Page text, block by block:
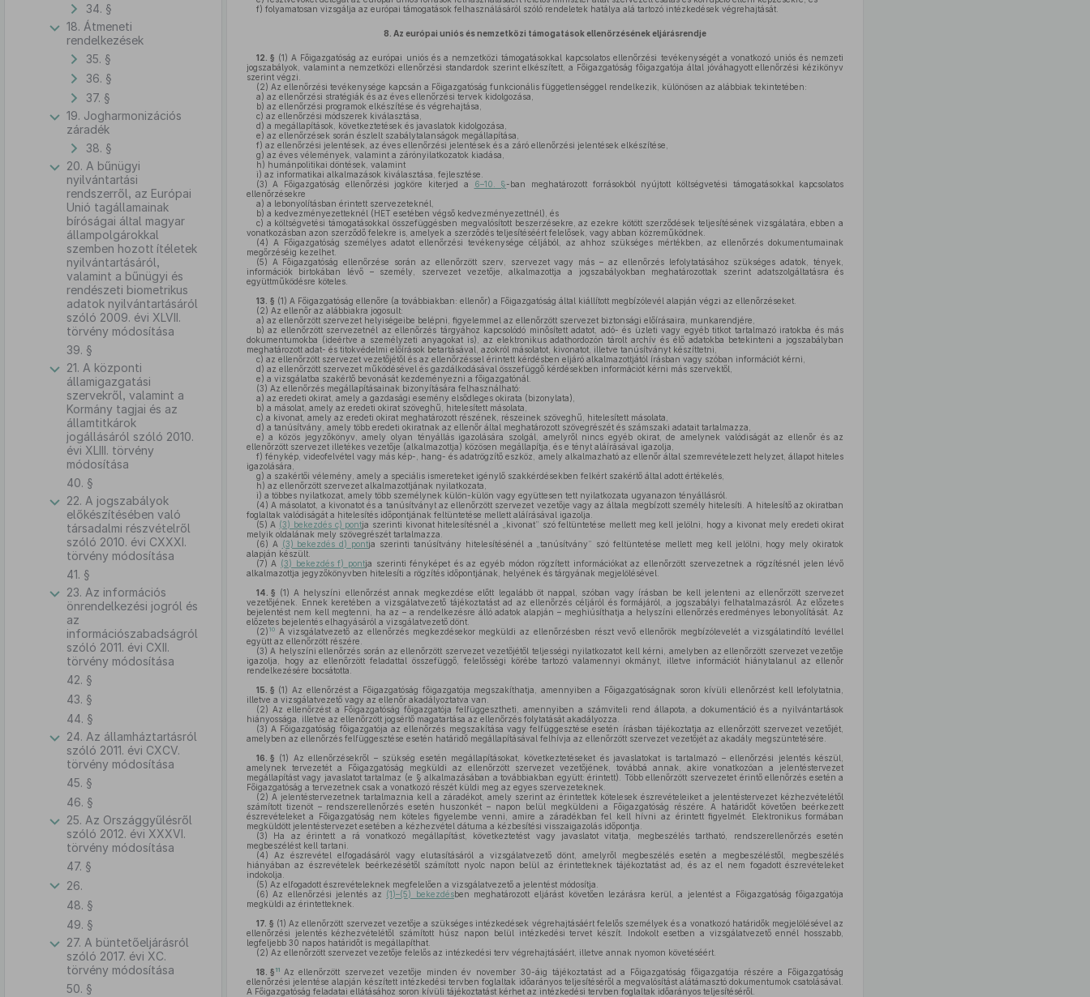
34. §
18. Átmeneti
rendelkezések
35. §
36. §
37. §
19. Jogharmonizációs
záradék
38. §
20. A bűnügyi
nyilvántartási
rendszerről, az Európai
Unió tagállamainak
bíróságai által magyar
állampolgárokkal
szemben hozott ítéletek
nyilvántartásáról,
valamint a bűnügyi és
rendészeti biometrikus
adatok nyilvántartásáról
szóló 2009. évi XLVII.
törvény módosítása
39. §
21. A központi
államigazgatási
szervekről, valamint a
Kormány tagjai és az
államtitkárok
jogállásáról szóló 2010.
évi XLIII. törvény
módosítása
40. §
22. A jogszabályok
előkészítésében való
társadalmi részvételről
szóló 2010. évi CXXXI.
törvény módosítása
41. §
23. Az információs
önrendelkezési jogról és
az
információszabadságról
szóló 2011. évi CXII.
törvény módosítása
42. §
43. §
44. §
24. Az államháztartásról
szóló 2011. évi CXCV.
törvény módosítása
45. §
46. §
25. Az Országgyűlésről
szóló 2012. évi XXXVI.
törvény módosítása
47. §
26.
48. §
49. §
27. A büntetőeljárásról
szóló 2017. évi XC.
törvény módosítása
50. §
f) folyamatosan vizsgálja az európai támogatások felhasználásáról szóló rendeletek hatálya alá tartozó intézkedések végrehajtását.
8. Az európai uniós és nemzetközi támogatások ellenőrzésének eljárásrendje
12. § (1) A Főigazgatóság az európai uniós és a nemzetközi támogatásokkal kapcsolatos ellenőrzési tevékenységét a vonatkozó uniós és nemzeti
jogszabályok, valamint a nemzetközi ellenőrzési standardok szerint elkészített, a Főigazgatóság főigazgatója által jóváhagyott ellenőrzési kézikönyv
szerint végzi.
(2) Az ellenőrzési tevékenysége kapcsán a Főigazgatóság funkcionális függetlenséggel rendelkezik, különösen az alábbiak tekintetében:
a) az ellenőrzési stratégiák és az éves ellenőrzési tervek kidolgozása,
b) az ellenőrzési programok elkészítése és végrehajtása,
c) az ellenőrzési módszerek kiválasztása,
d) a megállapítások, következtetések és javaslatok kidolgozása,
e) az ellenőrzések során észlelt szabálytalanságok megállapítása,
f) az ellenőrzési jelentések, az éves ellenőrzési jelentések és a záró ellenőrzési jelentések elkészítése,
g) az éves vélemények, valamint a zárónyilatkozatok kiadása,
h) humánpolitikai döntések, valamint
i) az informatikai alkalmazások kiválasztása, fejlesztése.
(3) A Főigazgatóság ellenőrzési jogköre kiterjed a 6–10. §-ban meghatározott forrásokból nyújtott költségvetési támogatásokkal kapcsolatos
ellenőrzésekre
a) a lebonyolításban érintett szervezeteknél,
b) a kedvezményezetteknél (HET esetében végső kedvezményezettnél), és
c) a költségvetési támogatásokkal összefüggésben megvalósított beszerzésekre, az ezekre kötött szerződések teljesítésének vizsgálatára, ebben a
vonatkozásban azon szerződő felekre is, amelyek a szerződés teljesítéséért felelősek, vagy abban közreműködnek.
(4) A Főigazgatóság személyes adatot ellenőrzési tevékenysége céljából, az ahhoz szükséges mértékben, az ellenőrzés dokumentumainak
megőrzéséig kezelhet.
(5) A Főigazgatóság ellenőrzése során az ellenőrzött szerv, szervezet vagy más – az ellenőrzés lefolytatásához szükséges adatok, tények,
információk birtokában lévő – személy, szervezet vezetője, alkalmazottja a jogszabályokban meghatározottak szerint adatszolgáltatásra és
együttműködésre köteles.
13. § (1) A Főigazgatóság ellenőre (a továbbiakban: ellenőr) a Főigazgatóság által kiállított megbízólevél alapján végzi az ellenőrzéseket.
(2) Az ellenőr az alábbiakra jogosult:
a) az ellenőrzött szervezet helyiségeibe belépni, figyelemmel az ellenőrzött szervezet biztonsági előírásaira, munkarendjére,
b) az ellenőrzött szervezetnél az ellenőrzés tárgyához kapcsolódó minősített adatot, adó- és üzleti vagy egyéb titkot tartalmazó iratokba és más
dokumentumokba (ideértve a személyzeti anyagokat is), az elektronikus adathordozón tárolt archív és élő adatokba betekinteni a jogszabályban
meghatározott adat- és titokvédelmi előírások betartásával, azokról másolatot, kivonatot, illetve tanúsítványt készíttetni,
c) az ellenőrzött szervezet vezetőjétől és az ellenőrzéssel érintett kérdésben eljáró alkalmazottjától írásban vagy szóban információt kérni,
d) az ellenőrzött szervezet működésével és gazdálkodásával összefüggő kérdésekben információt kérni más szervektől,
e) a vizsgálatba szakértő bevonását kezdeményezni a főigazgatónál.
(3) Az ellenőrzés megállapításainak bizonyítására felhasználható:
a) az eredeti okirat, amely a gazdasági esemény elsődleges okirata (bizonylata),
b) a másolat, amely az eredeti okirat szöveghű, hitelesített másolata,
c) a kivonat, amely az eredeti okirat meghatározott részének, részeinek szöveghű, hitelesített másolata,
d) a tanúsítvány, amely több eredeti okiratnak az ellenőr által meghatározott szövegrészét és számszaki adatait tartalmazza,
e) a közös jegyzőkönyv, amely olyan tényállás igazolására szolgál, amelyről nincs egyéb okirat, de amelynek valódiságát az ellenőr és az
ellenőrzött szervezet illetékes vezetője (alkalmazottja) közösen megállapítja, és e tényt aláírásával igazolja,
f) fénykép, videofelvétel vagy más kép-, hang- és adatrögzítő eszköz, amely alkalmazható az ellenőr által szemrevételezett helyzet, állapot hiteles
igazolására,
g) a szakértői vélemény, amely a speciális ismereteket igénylő szakkérdésekben felkért szakértő által adott értékelés,
h) az ellenőrzött szervezet alkalmazottjának nyilatkozata,
i) a többes nyilatkozat, amely több személynek külön-külön vagy együttesen tett nyilatkozata ugyanazon tényállásról.
(4) A másolatot, a kivonatot és a tanúsítványt az ellenőrzött szervezet vezetője vagy az általa megbízott személy hitelesíti. A hitelesítő az okiratban
foglaltak valódiságát a hitelesítés időpontjának feltüntetése mellett aláírásával igazolja.
(5) A (3) bekezdés c) pontja szerinti kivonat hitelesítésnél a „kivonat” szó feltüntetése mellett meg kell jelölni, hogy a kivonat mely eredeti okirat
melyik oldalának mely szövegrészét tartalmazza.
(6) A (3) bekezdés d) pontja szerinti tanúsítvány hitelesítésénél a „tanúsítvány” szó feltüntetése mellett meg kell jelölni, hogy mely okiratok
alapján készült.
(7) A (3) bekezdés f) pontja szerinti fényképet és az egyéb módon rögzített információkat az ellenőrzött szervezetnek a rögzítésnél jelen lévő
alkalmazottja jegyzőkönyvben hitelesíti a rögzítés időpontjának, helyének és tárgyának megjelölésével.
14. § (1) A helyszíni ellenőrzést annak megkezdése előtt legalább öt nappal, szóban vagy írásban be kell jelenteni az ellenőrzött szervezet
vezetőjének. Ennek keretében a vizsgálatvezető tájékoztatást ad az ellenőrzés céljáról és formájáról, a jogszabályi felhatalmazásról. Az előzetes
bejelentést nem kell megtenni, ha az – a rendelkezésre álló adatok alapján – meghiúsíthatja a helyszíni ellenőrzés eredményes lebonyolítását. Az
előzetes bejelentés elhagyásáról a vizsgálatvezető dönt.
(2) 10A vizsgálatvezető az ellenőrzés megkezdésekor megküldi az ellenőrzésben részt vevő ellenőrök megbízólevelét a vizsgálatindító levéllel
együtt az ellenőrzött részére.
(3) A helyszíni ellenőrzés során az ellenőrzött szervezet vezetőjétől teljességi nyilatkozatot kell kérni, amelyben az ellenőrzött szervezet vezetője
igazolja, hogy az ellenőrzött feladattal összefüggő, felelősségi körébe tartozó valamennyi okmányt, illetve információt hiánytalanul az ellenőr
rendelkezésére bocsátotta.
15. § (1) Az ellenőrzést a Főigazgatóság főigazgatója megszakíthatja, amennyiben a Főigazgatóságnak soron kívüli ellenőrzést kell lefolytatnia,
illetve a vizsgálatvezető vagy az ellenőr akadályoztatva van.
(2) Az ellenőrzést a Főigazgatóság főigazgatója felfüggesztheti, amennyiben a számviteli rend állapota, a dokumentáció és a nyilvántartások
hiányossága, illetve az ellenőrzött jogsértő magatartása az ellenőrzés folytatását akadályozza.
(3) A Főigazgatóság főigazgatója az ellenőrzés megszakítása vagy felfüggesztése esetén írásban tájékoztatja az ellenőrzött szervezet vezetőjét,
amelyben az ellenőrzés felfüggesztése esetén határidő megállapításával felhívja az ellenőrzött szervezet vezetőjét az akadály megszüntetésére.
16. § (1) Az ellenőrzésekről – szükség esetén megállapításokat, következtetéseket és javaslatokat is tartalmazó – ellenőrzési jelentés készül,
amelynek tervezetét a Főigazgatóság megküldi az ellenőrzött szervezet vezetőjének, továbbá annak, akire vonatkozóan a jelentéstervezet
megállapítást vagy javaslatot tartalmaz (e § alkalmazásában a továbbiakban együtt: érintett). Több ellenőrzött szervezetet érintő ellenőrzés esetén a
Főigazgatóság a tervezetnek csak a vonatkozó részét küldi meg az egyes szervezeteknek.
(2) A jelentéstervezetnek tartalmaznia kell a záradékot, amely szerint az érintettek kötelesek észrevételeiket a jelentéstervezet kézhezvételétől
számított tizenöt – rendszerellenőrzés esetén huszonkét – napon belül megküldeni a Főigazgatóság részére. A határidőt követően beérkezett
észrevételeket a Főigazgatóság nem köteles figyelembe venni, amire a záradékban fel kell hívni az érintett figyelmét. Elektronikus formában
megküldött jelentéstervezet esetében a kézhezvétel dátuma a kézbesítési visszaigazolás időpontja.
(3) Ha az érintett a rá vonatkozó megállapítást, következtetést vagy javaslatot vitatja, megbeszélés tartható, rendszerellenőrzés esetén
megbeszélést kell tartani.
(4) Az észrevétel elfogadásáról vagy elutasításáról a vizsgálatvezető dönt, amelyről megbeszélés esetén a megbeszéléstől, megbeszélés
hiányában az észrevételek beérkezésétől számított nyolc napon belül az érintetteknek tájékoztatást ad, és az el nem fogadott észrevételeket
indokolja.
(5) Az elfogadott észrevételeknek megfelelően a vizsgálatvezető a jelentést módosítja.
(6) Az ellenőrzési jelentés az (1)–(5) bekezdésben meghatározott eljárást követően lezárásra kerül, a jelentést a Főigazgatóság főigazgatója
megküldi az érintetteknek.
17. § (1) Az ellenőrzött szervezet vezetője a szükséges intézkedések végrehajtásáért felelős személyek és a vonatkozó határidők megjelölésével az
ellenőrzési jelentés kézhezvételétől számított húsz napon belül intézkedési tervet készít. Indokolt esetben a vizsgálatvezető ennél hosszabb,
legfeljebb 30 napos határidőt is megállapíthat.
(2) Az ellenőrzött szervezet vezetője felelős az intézkedési terv végrehajtásáért, illetve annak nyomon követéséért.
18. § 11 Az ellenőrzött szervezet vezetője minden év november 30-áig tájékoztatást ad a Főigazgatóság főigazgatója részére a Főigazgatóság
ellenőrzési jelentése alapján készített intézkedési tervben foglaltak időarányos teljesítéséről a megvalósítást alátámasztó dokumentumok csatolásával.
A Főigazgatóság feladatai ellátásához soron kívüli tájékoztatást kérhet az intézkedési tervben foglaltak időarányos teljesítéséről.